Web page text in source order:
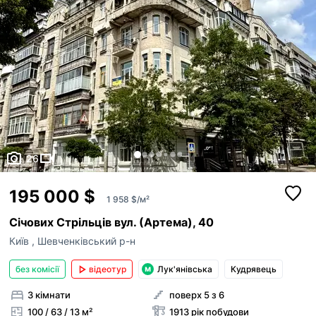
26
195 000 $ 1 958 $/м²
Січових Стрільців вул. (Артема), 40
Київ , Шевченківський р-н
без комісії відеотур Лук'янівська Кудрявець
3 кімнати
100 / 63 / 13 м²
поверх 5 з 6
1913 рік побудови
Поскаржитись
телефон
+38
причина
повідомлення
Додати оголошення
Публікація оголошень доступна для
користувачів в ролі “Рієлтор” чи “Власник“.
Якщо на вашій сторінці АН залишились
ви хочете опублікувати, будь ласка,